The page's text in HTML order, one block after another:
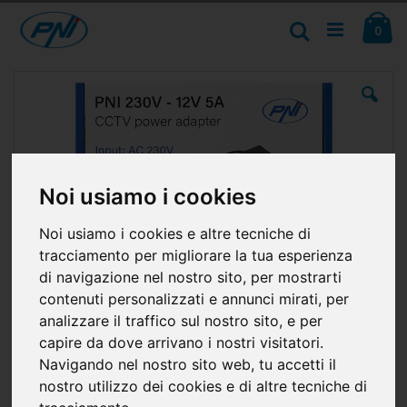
Noi usiamo i cookies
Noi usiamo i cookies e altre tecniche di
tracciamento per migliorare la tua esperienza
di navigazione nel nostro sito, per mostrarti
contenuti personalizzati e annunci mirati, per
analizzare il traffico sul nostro sito, e per
capire da dove arrivano i nostri visitatori.
Navigando nel nostro sito web, tu accetti il
nostro utilizzo dei cookies e di altre tecniche di
Salta
al
contenuto
0
Cerca